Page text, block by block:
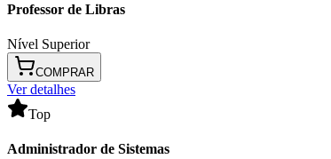
Professor de Libras
Nível Superior
COMPRAR
Ver detalhes
Top
Administrador de Sistemas